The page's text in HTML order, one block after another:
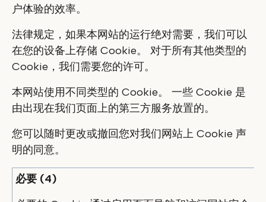
户体验的效率。
法律规定，如果本网站的运行绝对需要，我们可以
在您的设备上存储 Cookie。 对于所有其他类型的
Cookie，我们需要您的许可。
本网站使用不同类型的 Cookie。 一些 Cookie 是
由出现在我们页面上的第三方服务放置的。
您可以随时更改或撤回您对我们网站上 Cookie 声
明的同意。
必要 (4)